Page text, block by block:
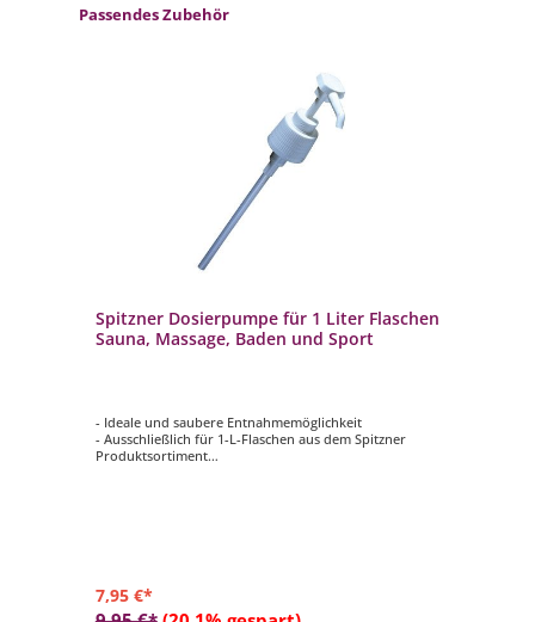
Produktgalerie überspringen
Passendes Zubehör
Spitzner Dosierpumpe für 1 Liter Flaschen
Sauna, Massage, Baden und Sport
- Ideale und saubere Entnahmemöglichkeit
- Ausschließlich für 1-L-Flaschen aus dem Spitzner
Produktsortiment
7,95 €*